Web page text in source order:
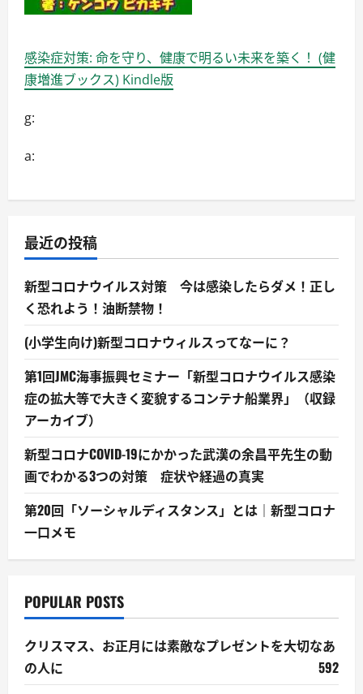
感染症対策: 命を守り、健康で明るい未来を築く！ (健
康増進ブックス) Kindle版
g:
a:
最近の投稿
新型コロナウイルス対策 今は感染したらダメ！正し
く恐れよう！油断禁物！
(小学生向け)新型コロナウィルスってなーに？
第1回JMC海事振興セミナー「新型コロナウイルス感染
症の拡大等で大きく変貌するコンテナ船業界」（収録
アーカイブ）
新型コロナCOVID-19にかかった武漢の余昌平先生の動
画でわかる3つの対策 症状や経過の真実
第20回「ソーシャルディスタンス」とは｜新型コロナ
一口メモ
POPULAR POSTS
クリスマス、お正月には素敵なプレゼントを大切なあ
の人に
592